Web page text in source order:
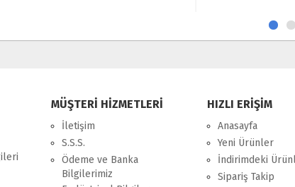
MÜŞTERİ HİZMETLERİ
İletişim
S.S.S.
Ödeme ve Banka
Bilgilerimiz
HIZLI ERİŞİM
Anasayfa
Yeni Ürünler
İndirimdeki
Sipariş Takip